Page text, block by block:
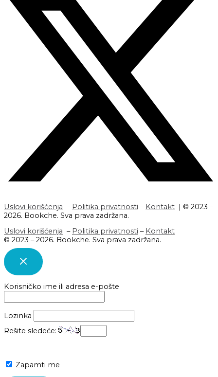
Uslovi korišćenja – Politika privatnosti – Kontakt | © 2023 –
2026. Bookche. Sva prava zadržana.
Uslovi korišćenja – Politika privatnosti – Kontakt
© 2023 – 2026. Bookche. Sva prava zadržana.
Korisničko ime ili adresa e-pošte
Lozinka
Rešite sledeće:
Zapamti me